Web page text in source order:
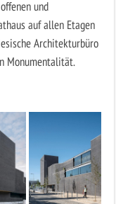
und
auf allen Etagen
Architekturbüro
Monumentalität.